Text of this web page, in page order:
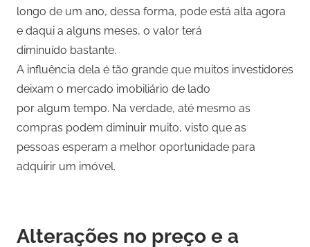
longo de um ano, dessa forma, pode está alta agora
e daqui a alguns meses, o valor terá
diminuído bastante.
A influência dela é tão grande que muitos investidores
deixam o mercado imobiliário de lado
por algum tempo. Na verdade, até mesmo as
compras podem diminuir muito, visto que as
pessoas esperam a melhor oportunidade para
adquirir um imóvel.
Alterações no preço e a